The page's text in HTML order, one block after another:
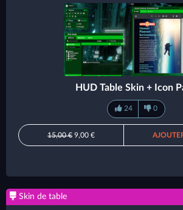
HUD Table Skin + Icon
24 0
15,00 € 9,00 €
Skin de table